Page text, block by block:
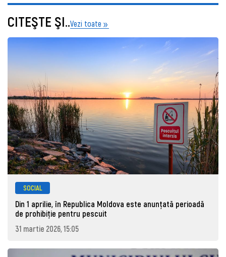
CITEŞTE ŞI..Vezi toate
SOCIAL
Din 1 aprilie, în Republica Moldova este anunţată perioadă
de prohibiţie pentru pescuit
31 martie 2026, 15:05